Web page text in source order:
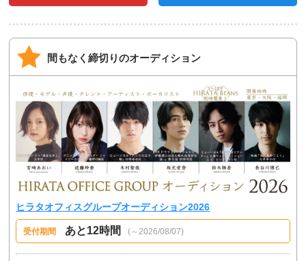
間もなく締切りのオーディション
ヒラタオフィスグループオーディション2026
受付期間 あと12時間 (～2026/08/07)